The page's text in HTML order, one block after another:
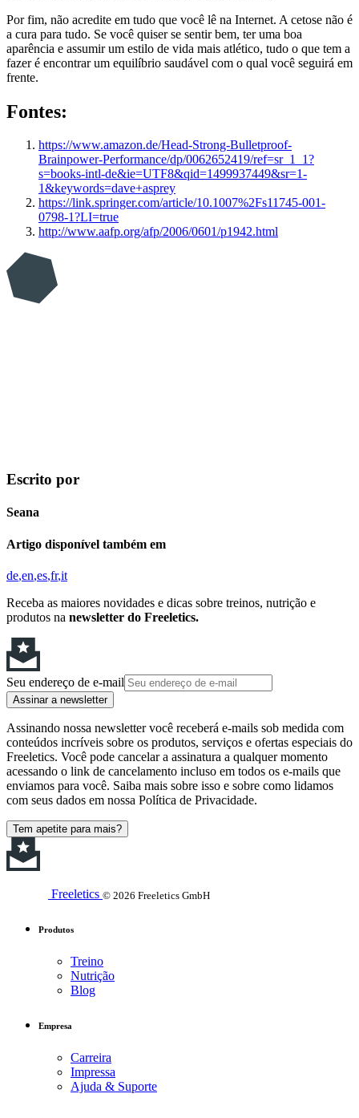
Por fim, não acredite em tudo que você lê na Internet. A cetose não é
a cura para tudo. Se você quiser se sentir bem, ter uma boa
aparência e assumir um estilo de vida mais atlético, tudo o que tem a
fazer é encontrar um equilíbrio saudável com o qual você seguirá em
frente.
Fontes:
https://www.amazon.de/Head-Strong-Bulletproof-
Brainpower-Performance/dp/0062652419/ref=sr_1_1?
s=books-intl-de&ie=UTF8&qid=1499937449&sr=1-
1&keywords=dave+asprey
https://link.springer.com/article/10.1007%2Fs11745-001-
0798-1?LI=true
http://www.aafp.org/afp/2006/0601/p1942.html
Escrito por
Seana
Artigo disponível também em
de en es fr it
Receba as maiores novidades e dicas sobre treinos, nutrição e
produtos na newsletter do Freeletics.
Seu endereço de e-mail
Assinar a newsletter
Assinando nossa newsletter você receberá e-mails sob medida com
conteúdos incríveis sobre os produtos, serviços e ofertas especiais do
Freeletics. Você pode cancelar a assinatura a qualquer momento
acessando o link de cancelamento incluso em todos os e-mails que
enviamos para você. Saiba mais sobre isso e sobre como lidamos
com seus dados em nossa Política de Privacidade.
Tem apetite para mais?
Freeletics © 2026 Freeletics GmbH
Produtos
Treino
Nutrição
Blog
Empresa
Carreira
Impressa
Ajuda & Suporte